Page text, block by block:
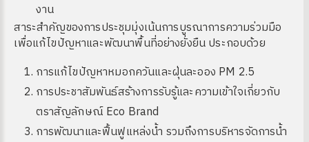
งาน
สาระสำคัญของการประชุมมุ่งเน้นการบูรณาการความร่วมมือ
เพื่อแก้ไขปัญหาและพัฒนาพื้นที่อย่างยั่งยืน ประกอบด้วย
การแก้ไขปัญหาหมอกควันและฝุ่นละออง PM 2.5
การประชาสัมพันธ์สร้างการรับรู้และความเข้าใจเกี่ยวกับ
ตราสัญลักษณ์ Eco Brand
การพัฒนาและฟื้นฟูแหล่งน้ำ รวมถึงการบริหารจัดการน้ำ